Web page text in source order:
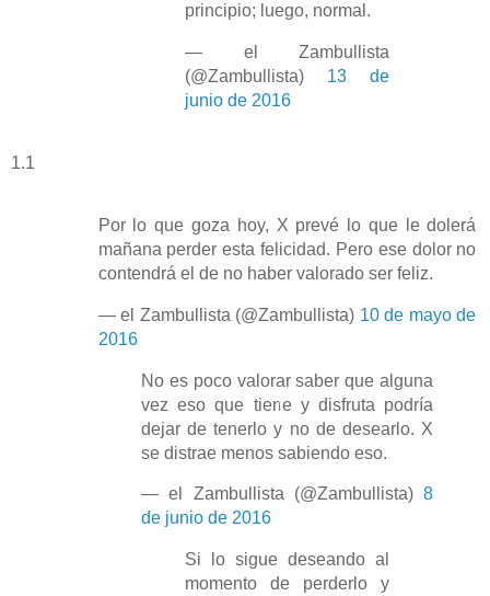
principio; luego, normal.
— el Zambullista
(@Zambullista) 13 de
junio de 2016
1.1
Por lo que goza hoy, X prevé lo que le dolerá
mañana perder esta felicidad. Pero ese dolor no
contendrá el de no haber valorado ser feliz.
— el Zambullista (@Zambullista) 10 de mayo de
2016
No es poco valorar saber que alguna
vez eso que tiene y disfruta podría
dejar de tenerlo y no de desearlo. X
se distrae menos sabiendo eso.
— el Zambullista (@Zambullista) 8
de junio de 2016
Si lo sigue deseando al
momento de perderlo y